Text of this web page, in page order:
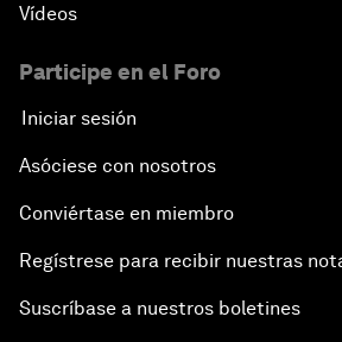
Vídeos
Participe en el Foro
Iniciar sesión
Asóciese con nosotros
Conviértase en miembro
Regístrese para recibir nuestras
Suscríbase a nuestros boletines